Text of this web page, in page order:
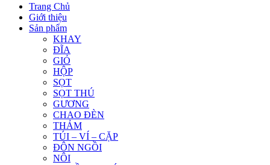
Trang Chủ
Giới thiệu
Sản phẩm
KHAY
ĐĨA
GIỎ
HỘP
SỌT
SỌT THÚ
GƯƠNG
CHAO ĐÈN
THẢM
TÚI – VÍ – CẶP
ĐÔN NGỒI
NÔI